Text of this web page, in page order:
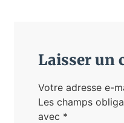
Laisser un
Votre adresse e-
Les champs
avec *